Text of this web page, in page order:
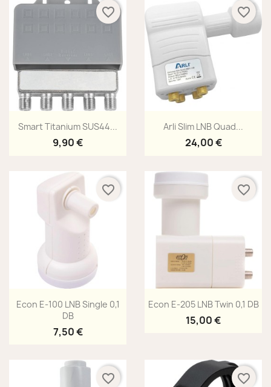
Aperçu rapide
Smart Titanium SUS44...
9,90 €
favorite_border
Aperçu rapide
Arli Slim LNB Quad...
24,00 €
favorite_border
Aperçu rapide
Econ E-100 LNB Single 0,1
DB
7,50 €
favorite_border
 Aperçu rapide
Econ E-205 LNB Twin 0,1 DB
15,00 €
favorite_border
favorite_border favorite_border